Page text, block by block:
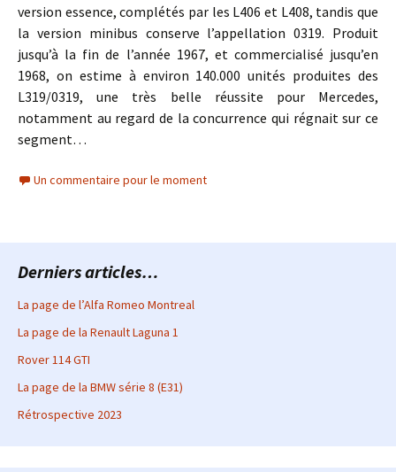
version essence, complétés par les L406 et L408, tandis que
la version minibus conserve l’appellation 0319. Produit
jusqu’à la fin de l’année 1967, et commercialisé jusqu’en
1968, on estime à environ 140.000 unités produites des
L319/0319, une très belle réussite pour Mercedes,
notamment au regard de la concurrence qui régnait sur ce
segment…
Un commentaire pour le moment
Derniers articles…
La page de l’Alfa Romeo Montreal
La page de la Renault Laguna 1
Rover 114 GTI
La page de la BMW série 8 (E31)
Rétrospective 2023